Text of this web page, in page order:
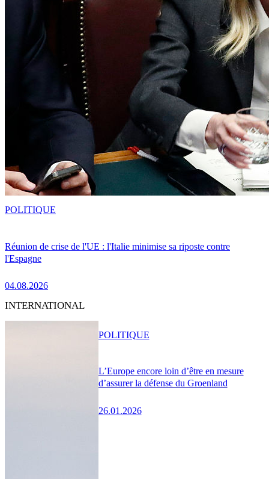
Réunion de crise de l'UE : l'Italie minimise sa riposte contre
l'Espagne
04.08.2026
POLITIQUE
INTERNATIONAL
L’Europe encore loin d’être en mesure
d’assurer la défense du Groenland
26.01.2026
POLITIQUE